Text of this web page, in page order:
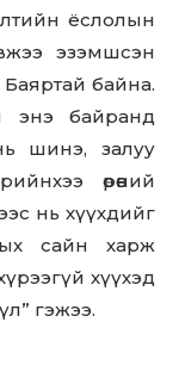
ёслолын
эзэмшсэн
байна.
энэ байранд
шинэ, залуу
өрөөний
нь хүүхдийг
сайн харж
хүүхэд
гэжээ.